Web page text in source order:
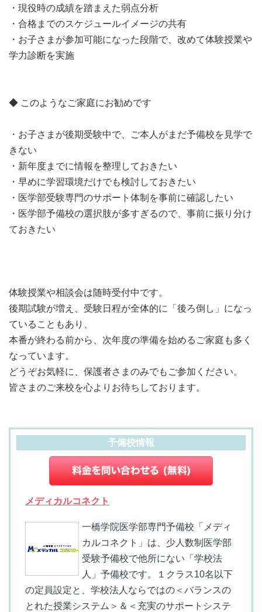
・現役時の成績を踏まえた弱点分析
・合格までのスケジュールイメージの共有
・お子さまが参加可能になった段階で、改めて体験授業や
学力診断を実施
◆ このようなご家庭にお勧めです
・お子さまが後期受験中で、ご本人がまだ予備校を見学で
きない
・新年度までに情報を整理しておきたい
・早めに学習環境だけでも検討しておきたい
・医学部受験専門のサポート体制を事前に確認したい
・医学部予備校の選択肢が多すぎるので、事前に振り分け
ておきたい
体験授業や相談会は随時受付中です。
後期試験が増え、受験日程が全体的に「後ろ倒し」になっ
ていることもあり、
本番が終わる前から、次年度の準備を始めるご家庭も多く
なっています。
どうぞお気軽に、保護者さまのみでもご参加ください。
皆さまのご来校を心よりお待ちしております。
予備校情報
メディカルコネクト
一橋学院医学部専門予備校「メディ
カルコネクト」は、少人数制医学部
受験予備校で他所にない「学校法
人」予備校です。１クラス10名以下
の定員設定と、学校法人ならではの＜バランスの
とれた授業システム＞＆＜充実のサポートシステ